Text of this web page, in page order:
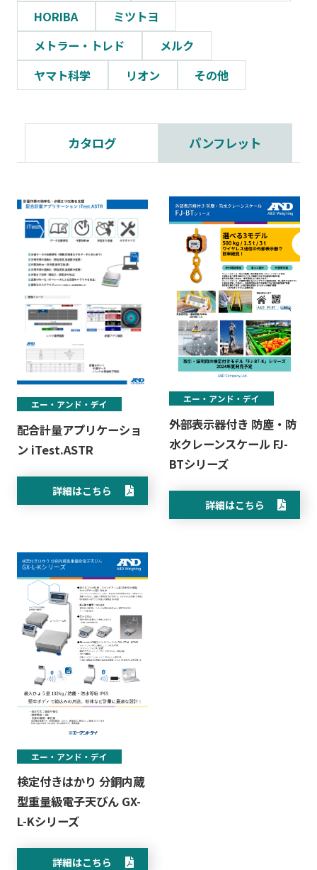
HORIBA
ミツトヨ
メトラー・トレド
メルク
ヤマト科学
リオン その他
カタログ パンフレット
エー・アンド・デイ
配合計量アプリケーショ
ン iTest.ASTR
詳細はこちら
エー・アンド・デイ
外部表示器付き 防塵・防
水クレーンスケール FJ-
BTシリーズ
詳細はこちら
エー・アンド・デイ
検定付きはかり 分銅内蔵
型重量級電子天びん GX-
L-Kシリーズ
詳細はこちら